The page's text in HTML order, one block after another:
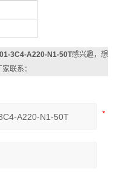
3C4-A220-N1-50T感兴趣，想
联系：